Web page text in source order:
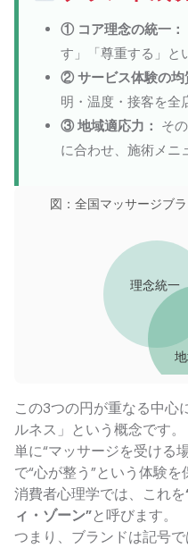
① コア理念の統一：
す」「尊重する」と
② サービス体験の均
明・温度・接客を全
③ 地域適応力： そ
に合わせ、施術メニ
図：全国マッサージブ
理念統一
この3つの円が重なる中心
ルネス」という概念です。
単に“マッサージを受ける
で“心が整う”という体験を
消費者心理学では、これを
ィ・ゾーン”と呼びます。
つまり、ブランドは記号